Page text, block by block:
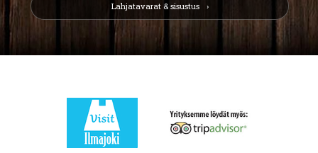
Lahjatavarat & sisustus